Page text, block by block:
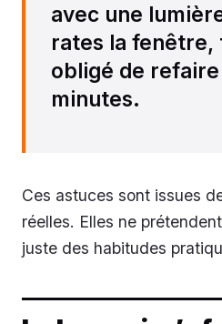
avec une
rates la fenêtre,
obligé de
minutes.
Ces astuces sont issues
réelles. Elles ne
juste des habitudes